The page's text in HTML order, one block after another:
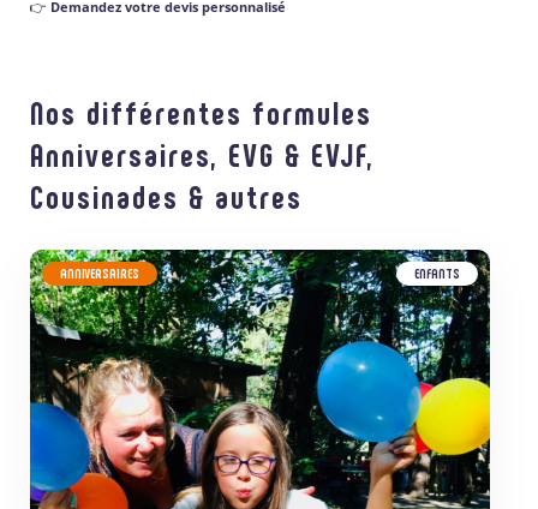
👉 Demandez votre devis personnalisé
Nos différentes formules
Anniversaires, EVG & EVJF,
Cousinades & autres
ANNIVERSAIRES ENFANTS